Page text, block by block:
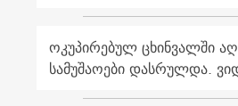
ოკუპირებულ ცხინვალში
სამუშაოები დასრულდა.